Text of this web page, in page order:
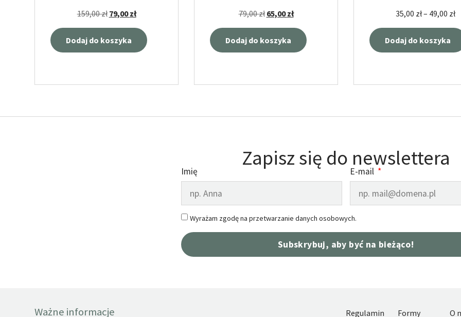
159,00zł 79,00zł
Dodaj do koszyka
79,00zł 65,00zł
Dodaj do koszyka
35,00 zł– 49,00 zł
Dodaj do koszyka
Zapisz się do newslettera
Imię E-mail
Wyrażam zgodę na przetwarzanie danych osobowych.
Subskrybuj, aby być na bieżąco!
Ważne informacje Regulamin Formy O